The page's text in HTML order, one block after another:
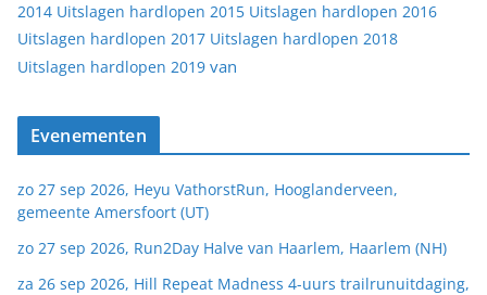
2014 Uitslagen hardlopen 2015 Uitslagen hardlopen 2016
Uitslagen hardlopen 2017 Uitslagen hardlopen 2018
Uitslagen hardlopen 2019 van
Evenementen
zo 27 sep 2026, Heyu VathorstRun, Hooglanderveen,
gemeente Amersfoort (UT)
zo 27 sep 2026, Run2Day Halve van Haarlem, Haarlem (NH)
za 26 sep 2026, Hill Repeat Madness 4-uurs trailrunuitdaging,